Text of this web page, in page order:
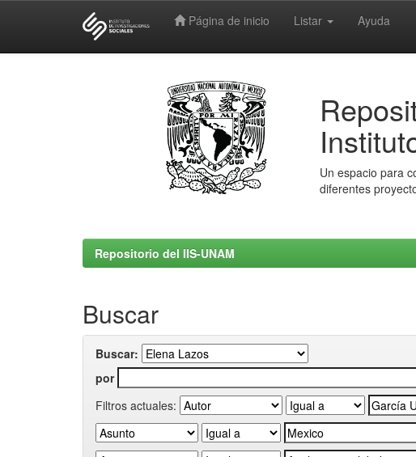
Página de inicio Listar Ayuda
Un espacio para
diferentes
Repositorio del IIS-UNAM
Buscar
Buscar:
por
Filtros actuales: